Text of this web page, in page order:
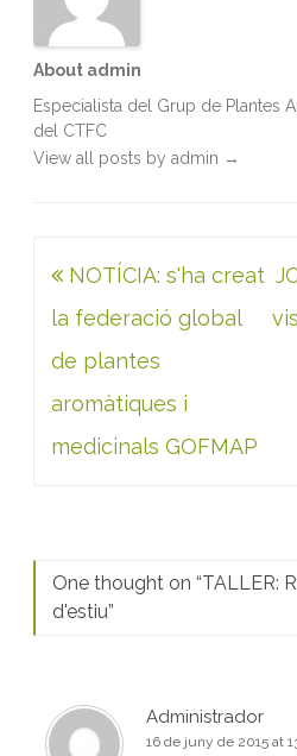
About admin
Especialista del Grup de Plantes
del CTFC
View all posts by admin →
Navegació
d'entrades
NOTÍCIA: s'ha creat
la federació global
de plantes
aromàtiques i
medicinals GOFMAP
One thought on “TALLER:
d'estiu”
Administrador
16 de juny de 2015 at